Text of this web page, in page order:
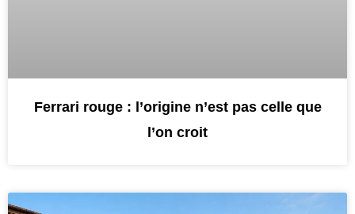
Ferrari rouge : l’origine n’est pas celle que
l’on croit